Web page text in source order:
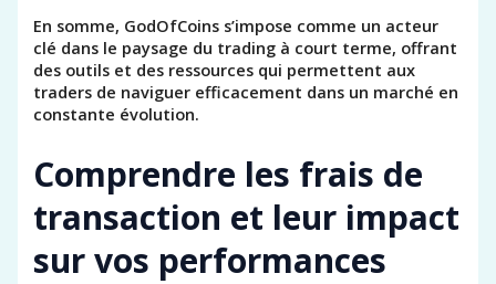
En somme, GodOfCoins s’impose comme un acteur
clé dans le paysage du trading à court terme, offrant
des outils et des ressources qui permettent aux
traders de naviguer efficacement dans un marché en
constante évolution.
Comprendre les frais de
transaction et leur impact
sur vos performances